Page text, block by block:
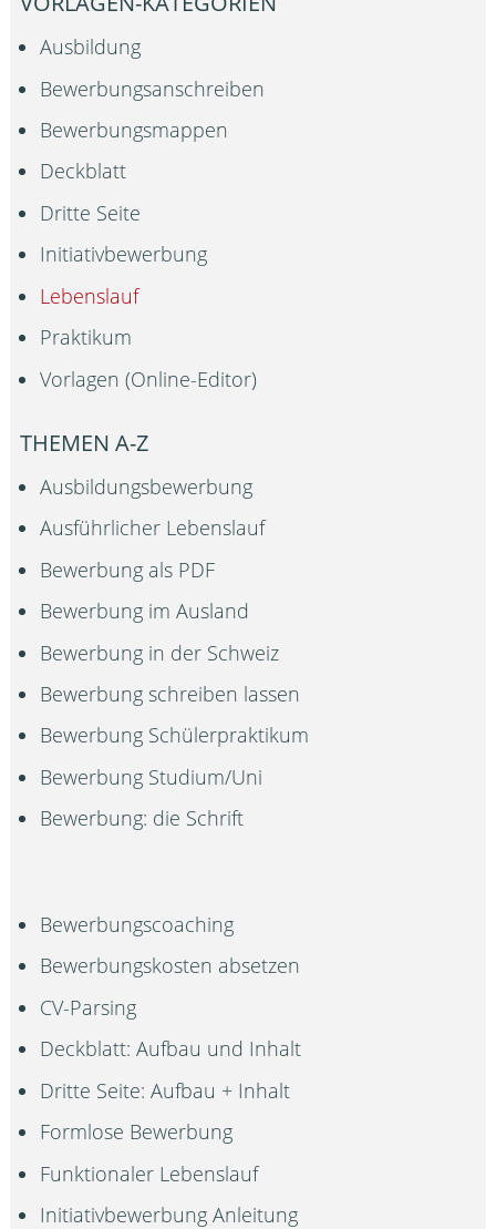
Ausbildung
Bewerbungsanschreiben
Bewerbungsmappen
Deckblatt
Dritte Seite
Initiativbewerbung
Lebenslauf
Praktikum
Vorlagen (Online-Editor)
THEMEN A-Z
Ausbildungsbewerbung
Ausführlicher Lebenslauf
Bewerbung als PDF
Bewerbung im Ausland
Bewerbung in der Schweiz
Bewerbung schreiben lassen
Bewerbung Schülerpraktikum
Bewerbung Studium/Uni
Bewerbung: die Schrift
Bewerbungscoaching
Bewerbungskosten absetzen
CV-Parsing
Deckblatt: Aufbau und Inhalt
Dritte Seite: Aufbau + Inhalt
Formlose Bewerbung
Funktionaler Lebenslauf
Initiativbewerbung Anleitung